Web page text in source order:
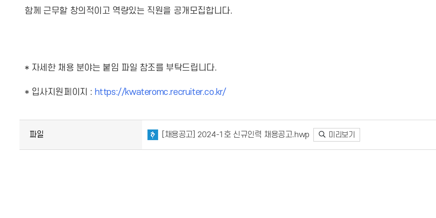
함께 근무할 창의적이고 역량있는 직원을 공개모집합니다.
* 자세한 채용 분야는 붙임 파일 참조를 부탁드립니다.
* 입사지원페이지 : https://kwateromc.recruiter.co.kr/
파일 [채용공고] 2024-1호 신규인력 채용공고.hwp 미리보기